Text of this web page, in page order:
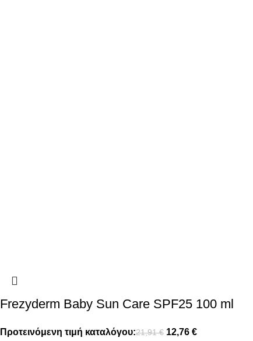
Frezyderm Baby Sun Care SPF25 100 ml
Προτεινόμενη τιμή καταλόγου:21,91€ 12,76 €